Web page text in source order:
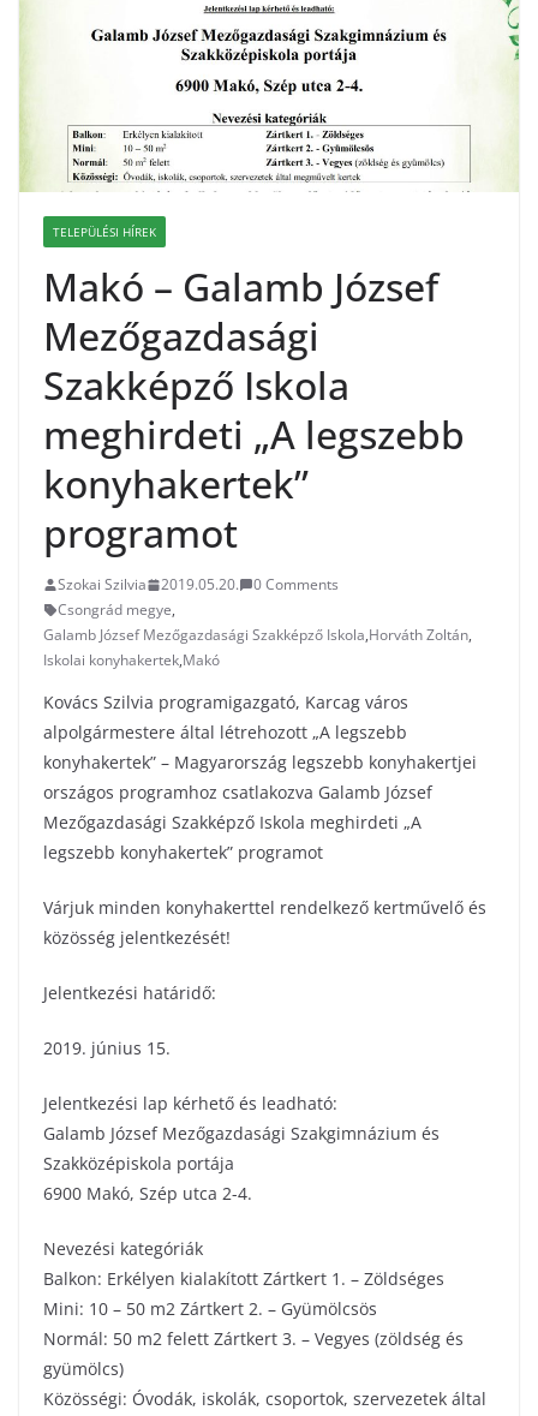
TELEPÜLÉSI HÍREK
Makó – Galamb József
Mezőgazdasági
Szakképző Iskola
meghirdeti „A legszebb
konyhakertek”
programot
Szokai Szilvia 2019.05.20.
0 Comments
Csongrád megye,
Galamb József Mezőgazdasági Szakképző Iskola,Horváth Zoltán,
Iskolai konyhakertek,Makó
Kovács Szilvia programigazgató, Karcag város
alpolgármestere által létrehozott „A legszebb
konyhakertek” – Magyarország legszebb konyhakertjei
országos programhoz csatlakozva Galamb József
Mezőgazdasági Szakképző Iskola meghirdeti „A
legszebb konyhakertek” programot
Várjuk minden konyhakerttel rendelkező kertművelő és
közösség jelentkezését!
Jelentkezési határidő:
2019. június 15.
Jelentkezési lap kérhető és leadható:
Galamb József Mezőgazdasági Szakgimnázium és
Szakközépiskola portája
6900 Makó, Szép utca 2-4.
Nevezési kategóriák
Balkon: Erkélyen kialakított Zártkert 1. – Zöldséges
Mini: 10 – 50 m2 Zártkert 2. – Gyümölcsös
Normál: 50 m2 felett Zártkert 3. – Vegyes (zöldség és
gyümölcs)
Közösségi: Óvodák, iskolák, csoportok, szervezetek által